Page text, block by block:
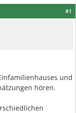
#1
und
hören.